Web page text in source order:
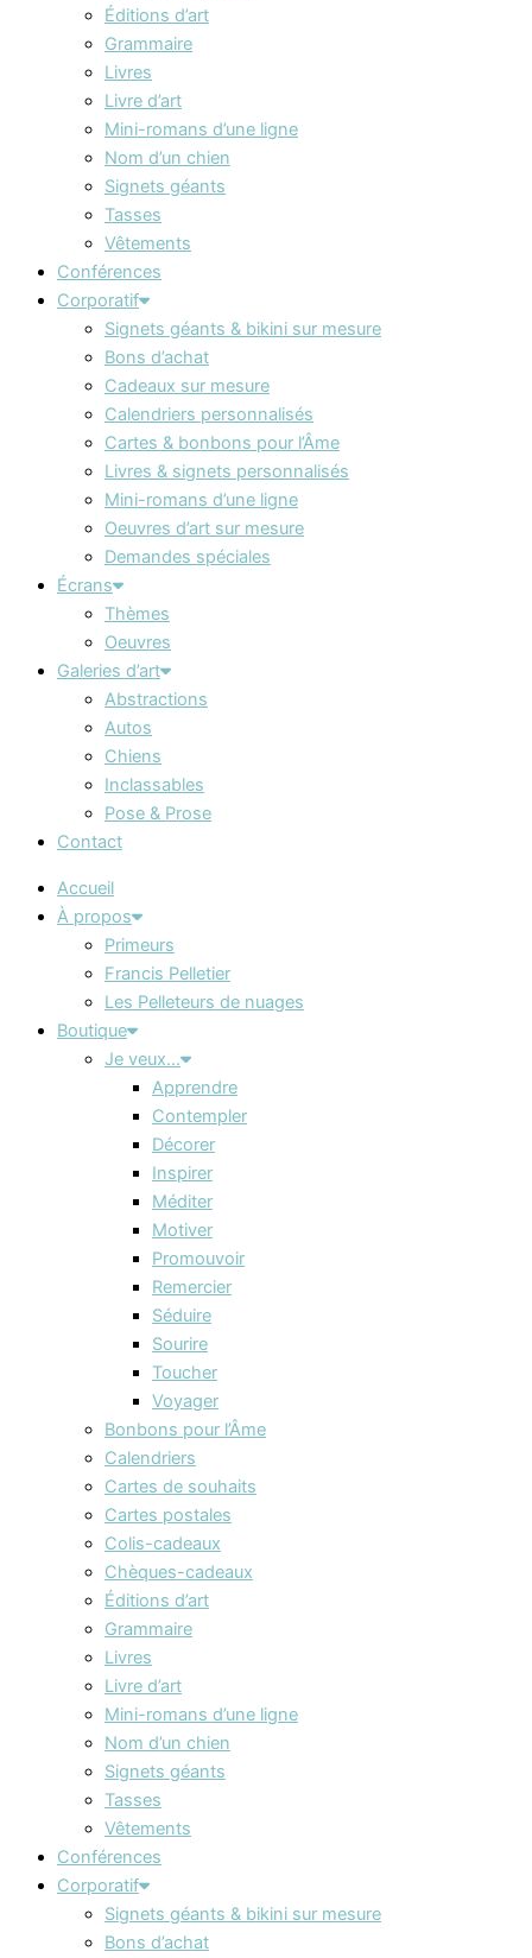
Éditions d’art
Grammaire
Livres
Livre d’art
Mini-romans d’une ligne
Nom d’un chien
Signets géants
Tasses
Vêtements
Conférences
Corporatif
Signets géants & bikini sur mesure
Bons d’achat
Cadeaux sur mesure
Calendriers personnalisés
Cartes & bonbons pour l’Âme
Livres & signets personnalisés
Mini-romans d’une ligne
Oeuvres d’art sur mesure
Demandes spéciales
Écrans
Thèmes
Oeuvres
Galeries d’art
Abstractions
Autos
Chiens
Inclassables
Pose & Prose
Contact
Accueil
À propos
Primeurs
Francis Pelletier
Les Pelleteurs de nuages
Boutique
Je veux…
Apprendre
Contempler
Décorer
Inspirer
Méditer
Motiver
Promouvoir
Remercier
Séduire
Sourire
Toucher
Voyager
Bonbons pour l’Âme
Calendriers
Cartes de souhaits
Cartes postales
Colis-cadeaux
Chèques-cadeaux
Éditions d’art
Grammaire
Livres
Livre d’art
Mini-romans d’une ligne
Nom d’un chien
Signets géants
Tasses
Vêtements
Conférences
Corporatif
Signets géants & bikini sur mesure
Bons d’achat